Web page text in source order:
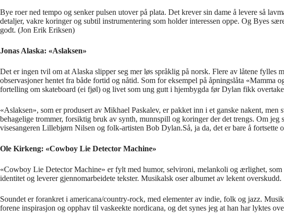
Bye roer ned tempo og senker pulsen utover på plata. Det krever sin dame å levere så
detaljer, vakre koringer og subtil instrumentering som holder interessen oppe. Og Byes
godt. (Jon Erik Eriksen)
Jonas Alaska: «Aslaksen»
Det er ingen tvil om at Alaska slipper seg mer løs språklig på norsk. Flere av låtene fylles
observasjoner hentet fra både fortid og nåtid. Som for eksempel på åpningslåta «Mamma
fortelling om skateboard (ei fjøl) og livet som ung gutt i hjembygda før Dylan fikk
«Aslaksen», som er produsert av Mikhael Paskalev, er pakket inn i et ganske nakent,
behagelige trommer, forsiktig bruk av synth, munnspill og koringer der det trengs. Om
visesangeren Lillebjørn Nilsen og folk-artisten Bob Dylan.Så, ja da, det er bare å
Ole Kirkeng: «Cowboy Lie Detector Machine»
«Cowboy Lie Detector Machine» er fylt med humor, selvironi, melankoli og ærlighet,
identitet og leverer gjennomarbeidete tekster. Musikalsk oser albumet av lekent overskudd.
Soundet er forankret i americana/country-rock, med elementer av indie, folk og jazz.
forene inspirasjon og opphav til vaskeekte nordicana, og det synes jeg at han har lyktes